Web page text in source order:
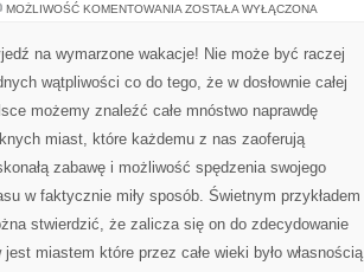
MOŻLIWOŚĆ KOMENTOWANIA JAPONIA,
JEDEN
Z
UROKLIWYCH
ZOSTAŁA WYŁĄCZONA
na wymarzone wakacje! Nie może być raczej
wątpliwości co do tego, że w dosłownie całej
możemy znaleźć całe mnóstwo naprawdę
miast, które każdemu z nas zaoferują
zabawę i możliwość spędzenia swojego
w faktycznie miły sposób. Świetnym przykładem
stwierdzić, że zalicza się on do zdecydowanie
miastem które przez całe wieki było własnością